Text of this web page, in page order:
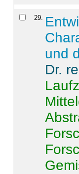
29.
und
Dr.